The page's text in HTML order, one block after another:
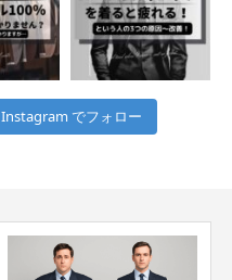
Instagram でフォロー